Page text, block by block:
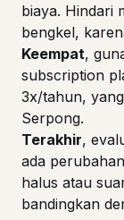
biaya. Hindari
bengkel,
Keempat,
subscription
3x/tahun,
Serpong.
Terakhir,
ada
halus atau
bandingkan